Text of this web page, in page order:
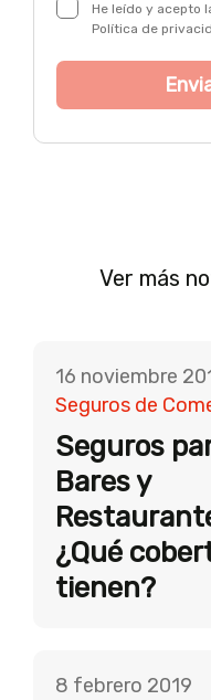
He leído y acepto
Política de
Ver más
16 noviembre
Seguros de
Seguros
Bares y
¿Qué
tienen?
8 febrero 2019